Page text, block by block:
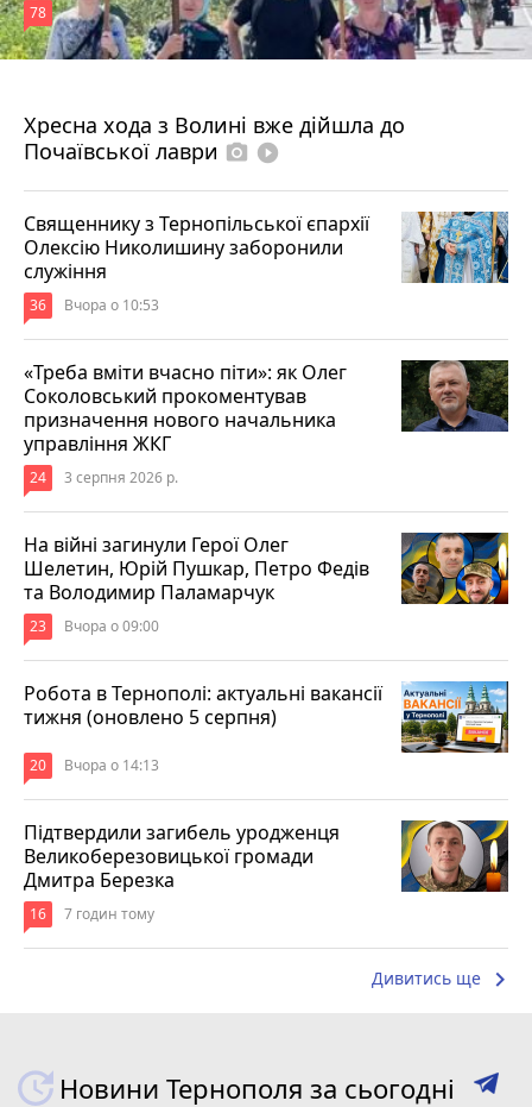
Хресна хода з Волині вже дійшла до
Почаївської лаври photo_camera play_circle_filled
78
Священнику з Тернопільської єпархії
Олексію Николишину заборонили
служіння
36 Вчора о 10:53
«Треба вміти вчасно піти»: як Олег
Соколовський прокоментував
призначення нового начальника
управління ЖКГ
24 3 серпня 2026 р.
На війні загинули Герої Олег
Шелетин, Юрій Пушкар, Петро Федів
та Володимир Паламарчук
23 Вчора о 09:00
Робота в Тернополі: актуальні вакансії
тижня (оновлено 5 серпня)
20 Вчора о 14:13
Підтвердили загибель уродженця
Великоберезовицької громади
Дмитра Березка
16 7 годин тому
Дивитись ще keyboard_arrow_right
Новини Тернополя за сьогодні